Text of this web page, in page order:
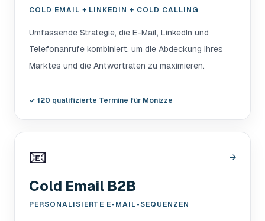
COLD EMAIL + LINKEDIN + COLD CALLING
Umfassende Strategie, die E-Mail, LinkedIn und
Telefonanrufe kombiniert, um die Abdeckung Ihres
Marktes und die Antwortraten zu maximieren.
✓ 120 qualifizierte Termine für Monizze
📧 →
Cold Email B2B
PERSONALISIERTE E-MAIL-SEQUENZEN